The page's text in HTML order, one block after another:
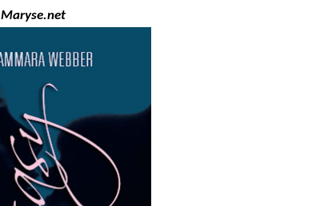
Maryse.net